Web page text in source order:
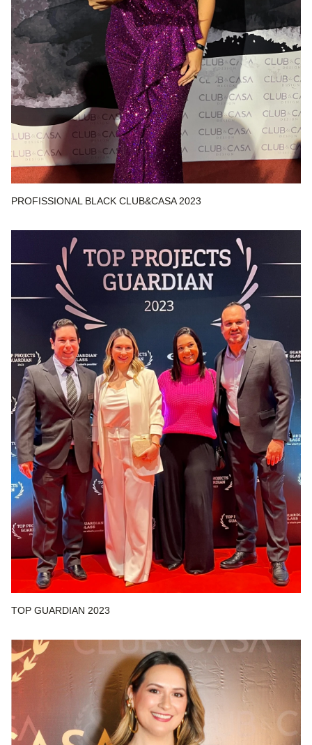
PROFISSIONAL BLACK CLUB&CASA 2023
TOP GUARDIAN 2023